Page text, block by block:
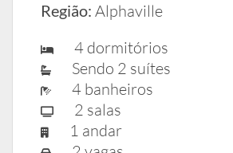
Região: Alphaville
4 dormitórios
Sendo 2 suítes
4 banheiros
2 salas
1 andar